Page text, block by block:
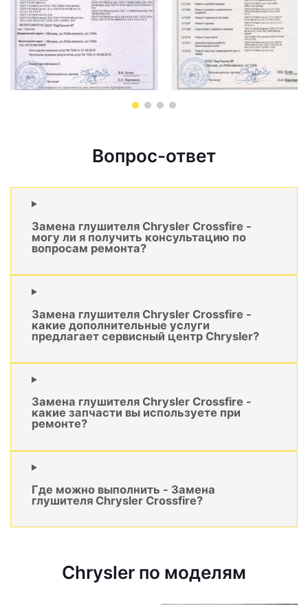
Вопрос-ответ
Замена глушителя Chrysler Crossfire -
могу ли я получить консультацию по
вопросам ремонта?
Замена глушителя Chrysler Crossfire -
какие дополнительные услуги
предлагает сервисный центр Chrysler?
Замена глушителя Chrysler Crossfire -
какие запчасти вы используете при
ремонте?
Где можно выполнить - Замена
глушителя Chrysler Crossfire?
Chrysler по моделям